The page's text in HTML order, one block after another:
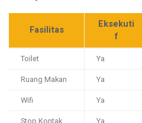
Fasilitas
Eksekuti
f
Toilet Ya
Ruang Makan
Ya
Wifi
Ya